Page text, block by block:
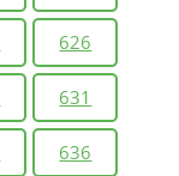
626
631
636